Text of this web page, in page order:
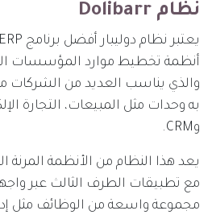
نظام Dolibarr
أنظمة تخطيط موارد المؤسسات
والذي يناسب العديد من الشركات
به وحدات مثل المبيعات، التجارة
وCRM.
يعد هذا النظام من الأنظمة المرنة
مجموعة واسعة من الوظائف مثل